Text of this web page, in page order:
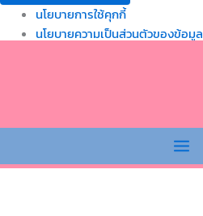
นโยบายการใช้คุกกี้
นโยบายความเป็นส่วนตัวของข้อมูล